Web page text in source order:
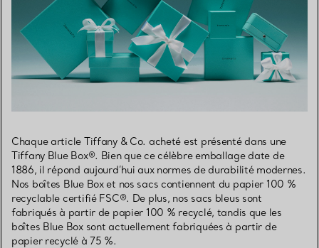
Chaque article Tiffany & Co. acheté est présenté dans une
Tiffany Blue Box®. Bien que ce célèbre emballage date de
1886, il répond aujourd’hui aux normes de durabilité modernes.
Nos boîtes Blue Box et nos sacs contiennent du papier 100 %
recyclable certifié FSC®. De plus, nos sacs bleus sont
fabriqués à partir de papier 100 % recyclé, tandis que les
boîtes Blue Box sont actuellement fabriquées à partir de
papier recyclé à 75 %.